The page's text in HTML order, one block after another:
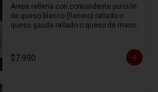
Arepa rellena con contundente porción
de queso blanco (llanero) rallado o
queso gauda rallado o queso de mano.
$7.990